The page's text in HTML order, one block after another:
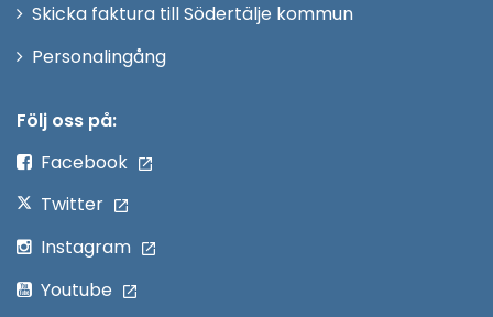
Skicka faktura till Södertälje kommun
PersonalingångÖppna
Följ oss på:
Facebook
Twitter
Instagram
Youtube